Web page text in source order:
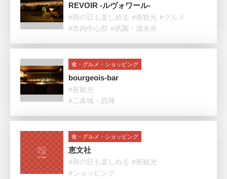
REVOIR -ルヴォワール-
#雨の日も楽しめる #夜観光 #グルメ
#市内中心部 #祇園・清水寺
食・グルメ・ショッピング
bourgeois-bar
#夜観光
#二条城・西陣
食・グルメ・ショッピング
恵文社
#雨の日も楽しめる #夜観光
#ショッピング